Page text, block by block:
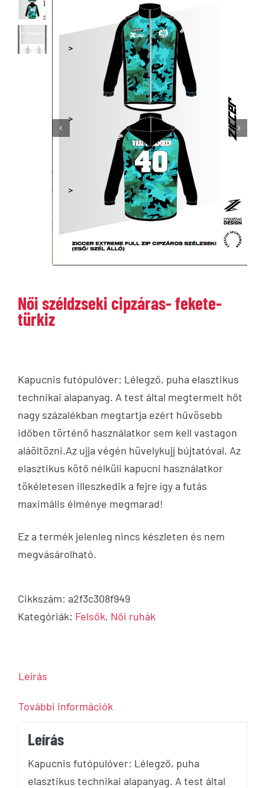
Női széldzseki cipzáras- fekete-
türkiz
Kapucnis futópulóver: Lélegző, puha elasztikus
technikai alapanyag. A test által megtermelt hőt
nagy százalékban megtartja ezért hűvösebb
időben történő használatkor sem kell vastagon
aláöltözni.Az ujja végén hüvelykujj bújtatóval. Az
elasztikus kötő nélküli kapucni használatkor
tökéletesen illeszkedik a fejre így a futás
maximális élménye megmarad!
Ez a termék jelenleg nincs készleten és nem
megvásárolható.
Cikkszám: a2f3c308f949
Kategóriák: Felsők, Női ruhák
Leírás
További információk
Leírás
Kapucnis futópulóver: Lélegző, puha
elasztikus technikai alapanyag. A test által